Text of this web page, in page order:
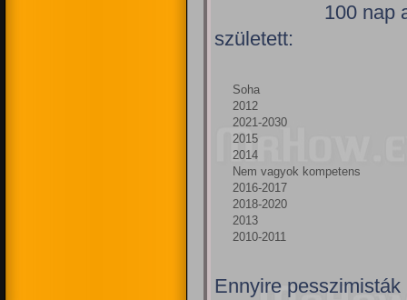
100 nap
született:
Soha
2012
2021-2030
2015
2014
Nem vagyok kompetens
2016-2017
2018-2020
2013
2010-2011
Ennyire